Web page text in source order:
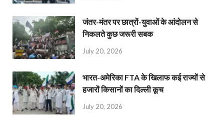
जंतर-मंतर पर छात्रों-युवाओं के आंदोलन से
निकलते कुछ जरूरी सबक
July 20, 2026
भारत-अमेरिका FTA के खिलाफ कई राज्यों से
हजारों किसानों का दिल्ली कूच
July 20, 2026